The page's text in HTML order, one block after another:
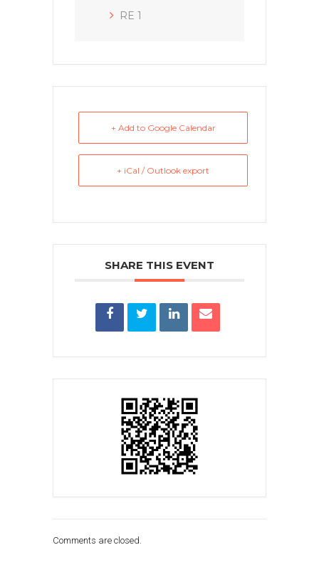
RE 1
+ Add to Google Calendar
+ iCal / Outlook export
SHARE THIS EVENT
Comments are closed.